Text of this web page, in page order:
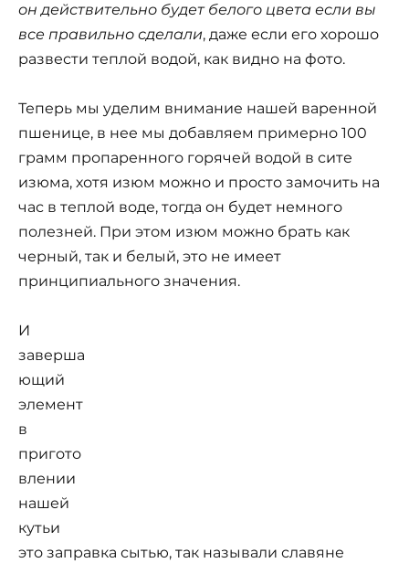
он действительно будет белого цвета если вы
все правильно сделали, даже если его хорошо
развести теплой водой, как видно на фото.
Теперь мы уделим внимание нашей варенной
пшенице, в нее мы добавляем примерно 100
грамм пропаренного горячей водой в сите
изюма, хотя изюм можно и просто замочить на
час в теплой воде, тогда он будет немного
полезней. При этом изюм можно брать как
черный, так и белый, это не имеет
принципиального значения.
И
заверша
ющий
элемент
в
пригото
влении
нашей
кутьи
это заправка сытью, так называли славяне